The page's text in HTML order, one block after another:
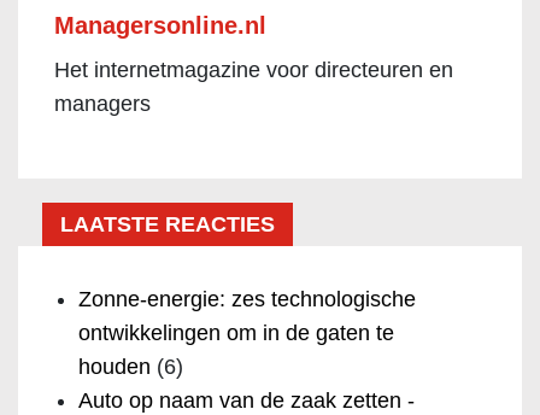
Managersonline.nl
Het internetmagazine voor directeuren en
managers
LAATSTE REACTIES
Zonne-energie: zes technologische
ontwikkelingen om in de gaten te
houden (6)
Auto op naam van de zaak zetten -